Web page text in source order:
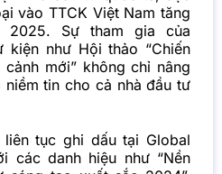
vào TTCK Việt Nam tăng
2025. Sự tham gia của
kiện như Hội thảo “Chiến
mới” không chỉ nâng
tin cho cả nhà đầu tư
tục ghi dấu tại Global
các danh hiệu như “Nền